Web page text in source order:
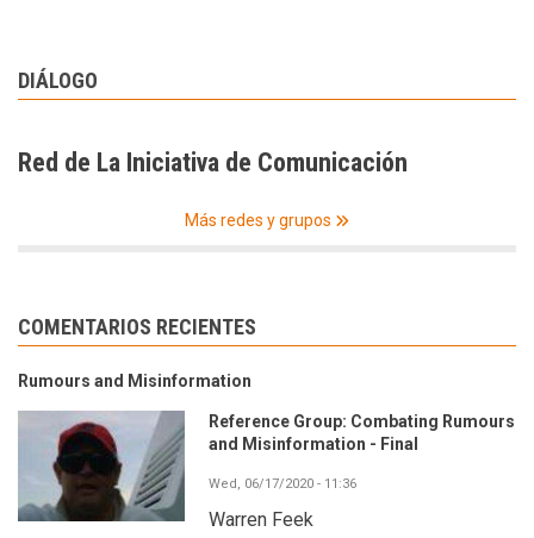
DIÁLOGO
Red de La Iniciativa de Comunicación
Más redes y grupos
COMENTARIOS RECIENTES
Rumours and Misinformation
Reference Group: Combating Rumours
and Misinformation - Final
Wed, 06/17/2020 - 11:36
Warren Feek